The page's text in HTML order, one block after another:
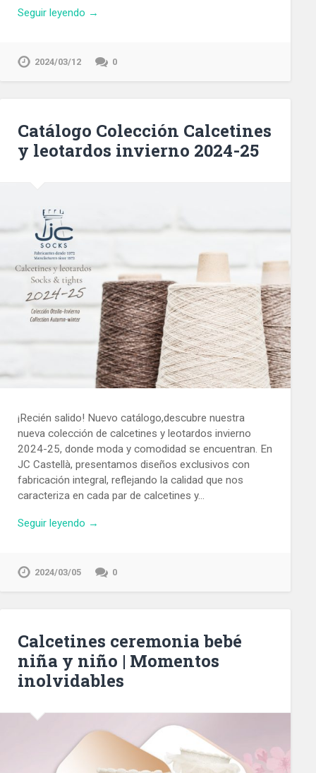
Seguir leyendo →
2024/03/12 0
Catálogo Colección Calcetines
y leotardos invierno 2024-25
¡Recién salido! Nuevo catálogo,descubre nuestra
nueva colección de calcetines y leotardos invierno
2024-25, donde moda y comodidad se encuentran. En
JC Castellà, presentamos diseños exclusivos con
fabricación integral, reflejando la calidad que nos
caracteriza en cada par de calcetines y…
Seguir leyendo →
2024/03/05 0
Calcetines ceremonia bebé
niña y niño | Momentos
inolvidables